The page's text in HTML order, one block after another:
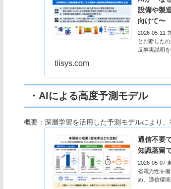
設備や製
向けて〜
2026-05-11
と判断した
反事実説明
tiisys.com
・AIによる高度予測モデル
概要：深層学習を活用した予測モデルにより
通信不要
知識蒸留
2026-05-07
省電力性を
め、通信環境